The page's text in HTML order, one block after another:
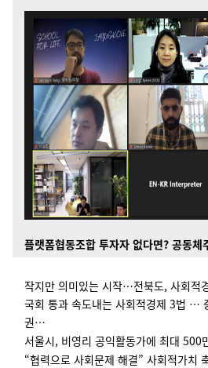
플랫폼협동조합 투자자 없다면? 공동
작지만 의미있는 시작…전북도, 사회적
국회 통과 속도내는 사회적경제 3법 …
권…
서울시, 비영리 공익활동가에 최대
“협력으로 사회문제 해결” 사회적가치